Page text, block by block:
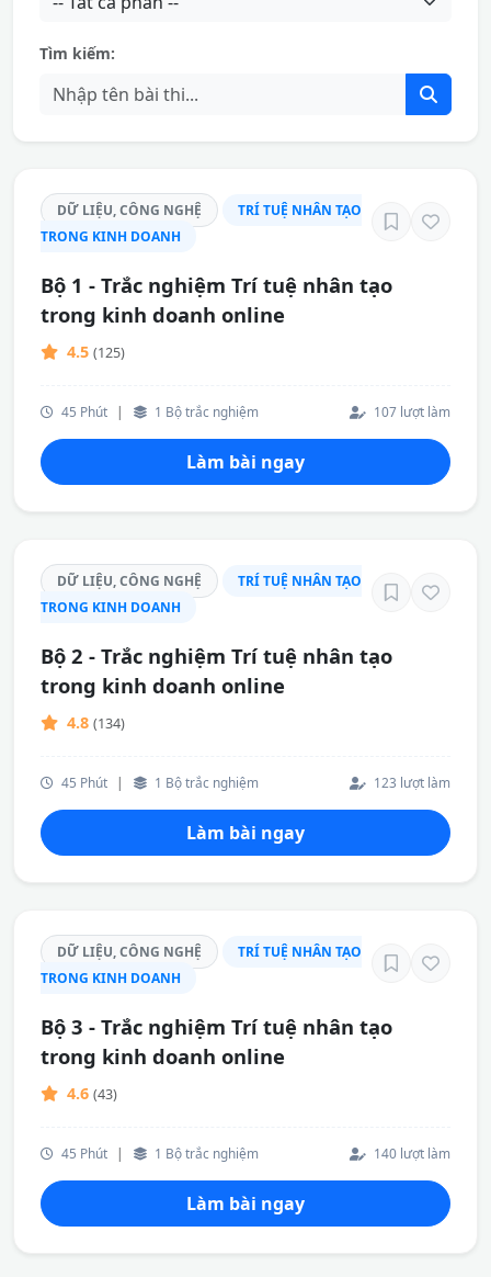
Tìm kiếm:
DỮ LIỆU, CÔNG NGHỆ
TRÍ TUỆ NHÂN TẠO
TRONG KINH DOANH
Bộ 1 - Trắc nghiệm Trí tuệ nhân tạo
trong kinh doanh online
4.5 (125)
45 Phút | 1 Bộ trắc nghiệm 107 lượt làm
Làm bài ngay
DỮ LIỆU, CÔNG NGHỆ
TRÍ TUỆ NHÂN TẠO
TRONG KINH DOANH
Bộ 2 - Trắc nghiệm Trí tuệ nhân tạo
trong kinh doanh online
4.8 (134)
45 Phút | 1 Bộ trắc nghiệm 123 lượt làm
Làm bài ngay
DỮ LIỆU, CÔNG NGHỆ
TRÍ TUỆ NHÂN TẠO
TRONG KINH DOANH
Bộ 3 - Trắc nghiệm Trí tuệ nhân tạo
trong kinh doanh online
4.6 (43)
45 Phút | 1 Bộ trắc nghiệm 140 lượt làm
Làm bài ngay